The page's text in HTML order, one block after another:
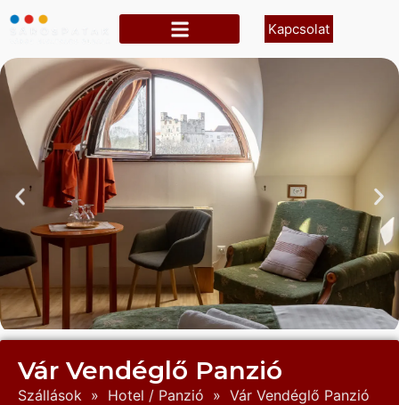
Kapcsolat
Vár Vendéglő Panzió
Szállások » Hotel / Panzió » Vár Vendéglő Panzió